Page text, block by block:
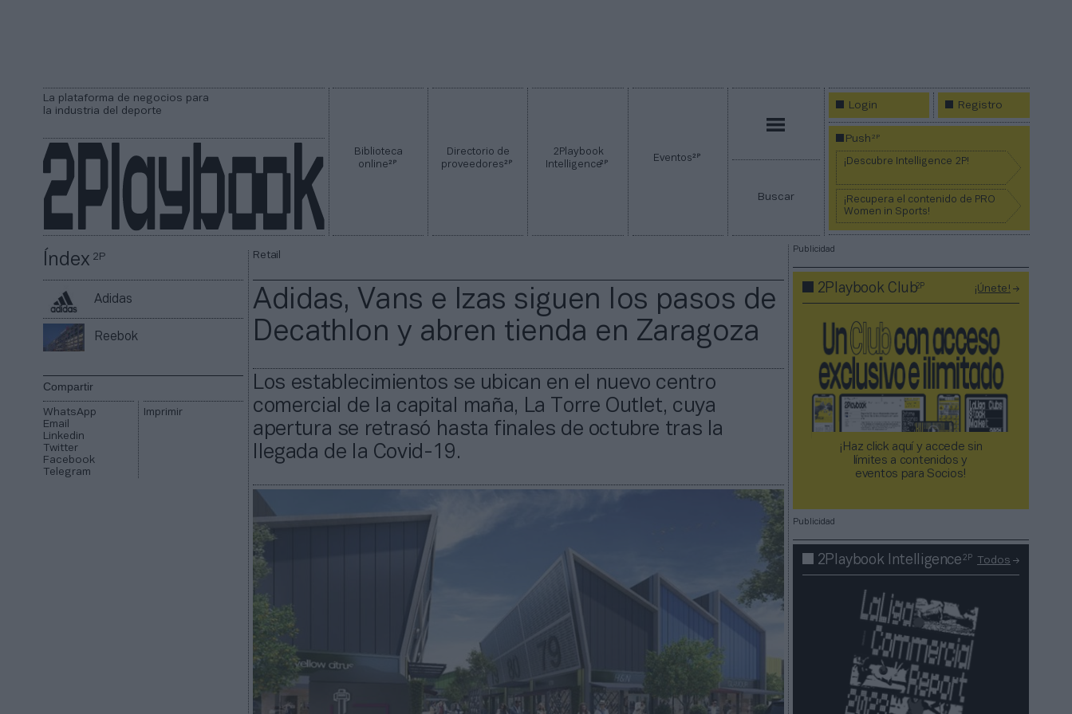
La plataforma de negocios para
la industria del deporte
Biblioteca
online2P
Directorio de
proveedores2P
2Playbook
Intelligence2P Eventos2P
Buscar
Login Registro
Push2P
¡Descubre Intelligence 2P!
¡Recupera el contenido de PRO
Women in Sports!
Índex2P
Adidas
Reebok
Compartir
WhatsApp
Email
Linkedin
Twitter
Facebook
Telegram
Imprimir
Retail
Adidas, Vans e Izas siguen los pasos de
Decathlon y abren tienda en Zaragoza
Los establecimientos se ubican en el nuevo centro
comercial de la capital maña, La Torre Outlet, cuya
apertura se retrasó hasta finales de octubre tras la
llegada de la Covid-19.
Publicidad
2Playbook Club2P ¡Únete!
¡Haz click aquí y accede sin
límites a contenidos y
eventos para Socios!​​​​​​​
Publicidad
2Playbook Intelligence2P Todos